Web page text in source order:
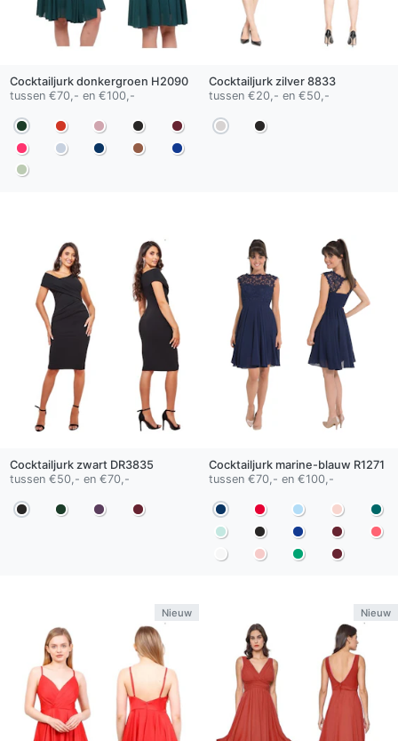
Cocktailjurk donkergroen H2090
tussen €70,- en €100,-
Cocktailjurk zilver8833
tussen €20,- en €50,-
Cocktailjurk zwartDR3835
tussen €50,- en €70,-
Cocktailjurk marine-blauw R1271
tussen €70,- en €100,-
Nieuw Nieuw